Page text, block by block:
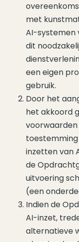
met
AI-systemen
dit
een eigen
gebruik.
Door het
het akkoord
inzetten van
de
uitvoering
(een
Indien de
AI-inzet,
alternatieve